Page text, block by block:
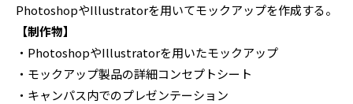
PhotoshopやIllustratorを用いてモックアップを作成する。
【制作物】
・PhotoshopやIllustratorを用いたモックアップ
・モックアップ製品の詳細コンセプトシート
・キャンパス内でのプレゼンテーション